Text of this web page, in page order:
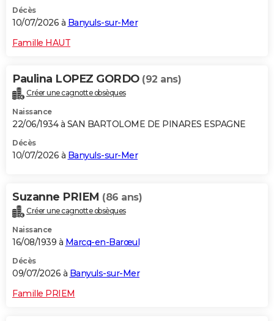
S'inscrire
Se connecter
Lycées
Collèges
Primaires
Universités
Entreprises
Service militaire
Avis de recherche
AVIS DE DÉCÈS
Décès
10/07/2026 à Banyuls-sur-Mer
Famille HAUT
Paulina LOPEZ GORDO (92 ans)
Créer une cagnotte obsèques
Naissance
22/06/1934 à SAN BARTOLOME DE PINARES ESPAGNE
Décès
10/07/2026 à Banyuls-sur-Mer
Suzanne PRIEM (86 ans)
Créer une cagnotte obsèques
Naissance
16/08/1939 à Marcq-en-Barœul
Décès
09/07/2026 à Banyuls-sur-Mer
Famille PRIEM